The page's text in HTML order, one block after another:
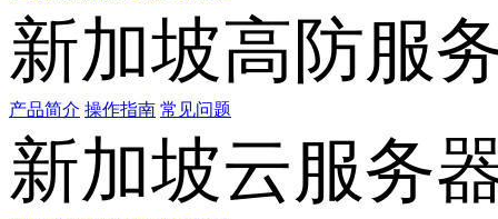
新加坡高防服
产品简介 操作指南 常见问题
新加坡云服务